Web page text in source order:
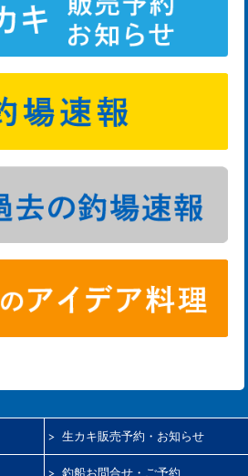
生カキ販売予約・お知らせ
釣船お問合せ・ご予約